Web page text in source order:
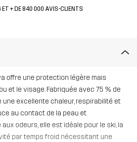
ET + DE 840 000 AVIS-CLIENTS
offre une protection légère mais
et le visage. Fabriquée avec 75 % de
une excellente chaleur, respirabilité et
au contact de la peau et
odeurs, elle est idéale pour le ski, la
par temps froid nécessitant une